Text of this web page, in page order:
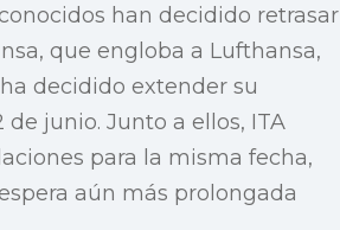
han decidido retrasar
que engloba a Lufthansa,
decidido extender su
junio. Junto a ellos, ITA
para la misma fecha,
aún más prolongada